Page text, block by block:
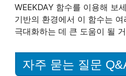
WEEKDAY 함수를 이용해 보
기반의 환경에서 이 함수는
극대화하는 데 큰 도움이 될
자주 묻는 질문